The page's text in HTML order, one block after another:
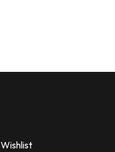
Wishlist